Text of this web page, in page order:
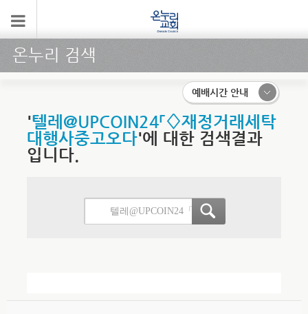
온누리 검색
예배시간 안내
'텔레@UPCOIN24「♢재정거래세탁
대행사중고오다'에 대한 검색결과
입니다.